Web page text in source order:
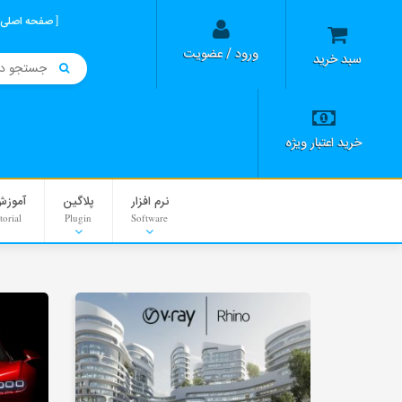
سبد خرید ورود / عضویت
خرید اعتبار ویژه
صفحه اصلی
نرم افزار
Software
پلاگین
Plugin